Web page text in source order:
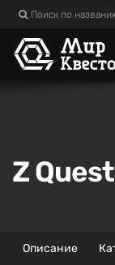
Поиск по
Z
Описание